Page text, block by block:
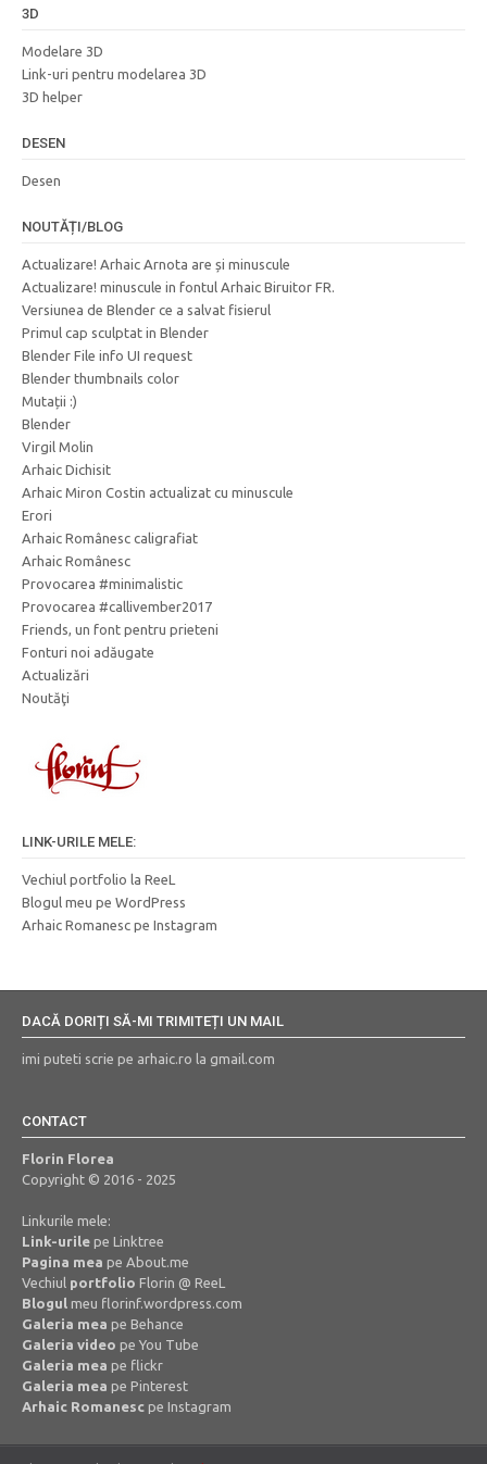
3D
Modelare 3D
Link-uri pentru modelarea 3D
3D helper
DESEN
Desen
NOUTĂȚI/BLOG
Actualizare! Arhaic Arnota are și minuscule
Actualizare! minuscule in fontul Arhaic Biruitor FR.
Versiunea de Blender ce a salvat fisierul
Primul cap sculptat in Blender
Blender File info UI request
Blender thumbnails color
Mutații :)
Blender
Virgil Molin
Arhaic Dichisit
Arhaic Miron Costin actualizat cu minuscule
Erori
Arhaic Românesc caligrafiat
Arhaic Românesc
Provocarea #minimalistic
Provocarea #callivember2017
Friends, un font pentru prieteni
Fonturi noi adăugate
Actualizări
Noutăţi
LINK-URILE MELE:
Vechiul portfolio la ReeL
Blogul meu pe WordPress
Arhaic Romanesc pe Instagram
DACĂ DORIȚI SĂ-MI TRIMITEȚI UN MAIL
imi puteti scrie pe arhaic.ro la gmail.com
CONTACT
Florin Florea
Copyright © 2016 - 2025
Linkurile mele:
Link-urile pe Linktree
Pagina mea pe About.me
Vechiul portfolio Florin @ ReeL
Blogul meu florinf.wordpress.com
Galeria mea pe Behance
Galeria video pe You Tube
Galeria mea pe flickr
Galeria mea pe Pinterest
Arhaic Romanesc pe Instagram